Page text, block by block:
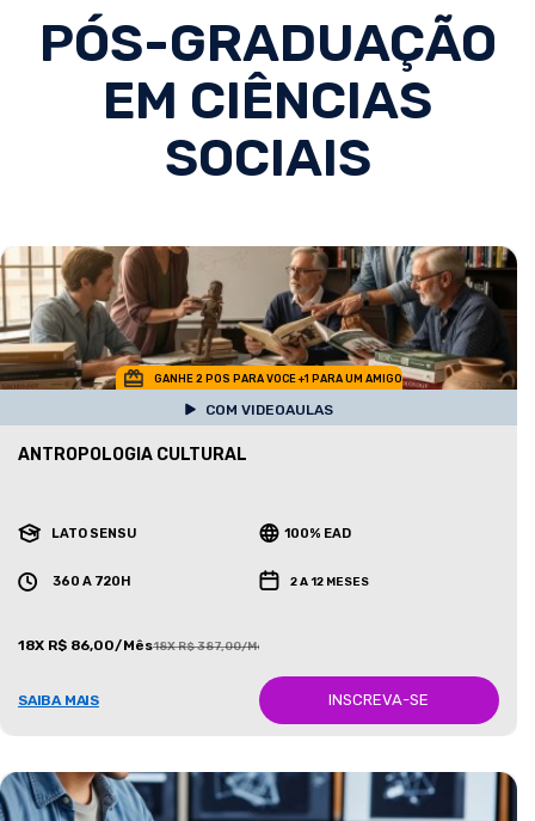
PÓS-GRADUAÇÃO
EM CIÊNCIAS
SOCIAIS
GANHE 2 POS PARA VOCE +1 PARA UM AMIGO
COM VIDEOAULAS
ANTROPOLOGIA CULTURAL
LATO SENSU 100% EAD
360 A 720H 2 A 12 MESES
18X R$ 86,00/Mês18X R$ 387,00/Mês
SAIBA MAIS INSCREVA-SE